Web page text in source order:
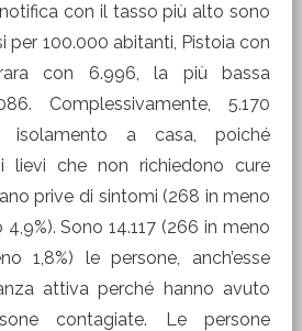
con il tasso più alto sono
per 100.000 abitanti, Pistoia con
con 6.996, la più bassa
Complessivamente, 5.170
isolamento a casa, poiché
lievi che non richiedono cure
prive di sintomi (268 in meno
Sono 14.117 (266 in meno
1,8%) le persone, anch’esse
attiva perché hanno avuto
contagiate. Le persone